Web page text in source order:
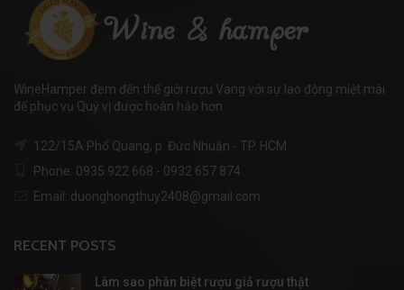
WineHamper đem đến thế giới rượu Vang với sự lao động miệt mài
để phục vụ Quý vị được hoàn hảo hơn
122/15A Phổ Quang, p. Đức Nhuận - TP. HCM
Phone: 0935 922 668 - 0932 657 874
Email: duonghongthuy2408@gmail.com
RECENT POSTS
Làm sao phân biệt rượu giả rượu thật